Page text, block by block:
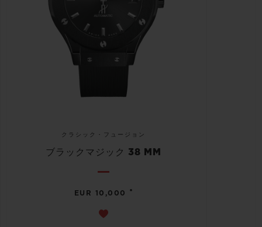
クラシック・フュージョン
ブラックマジック 38 MM
EUR 10,000 •